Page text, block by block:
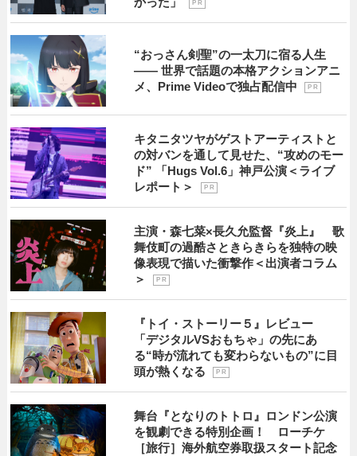
P R
“おっさん剣聖”の一太刀に宿る人生
―― 世界で話題の本格アクションアニ
メ、Prime Videoで独占配信中
P R
キタニタツヤがゲストアーティストと
の対バンを通して見せた、“攻めのモー
ド” 「Hugs Vol.6」神戸公演＜ライブ
レポート＞
P R
主演・森七菜×長久允監督『炎上』 歌
舞伎町の過酷さときらきらを独特の映
像表現で描いた衝撃作＜出演者コラム
＞
P R
『トイ・ストーリー５』レビュー
「デジタルVSおもちゃ」の先にあ
る“時が流れても変わらないもの”に目
頭が熱くなる
P R
舞台『となりのトトロ』ロンドン公演
を観劇できる特別企画！ ローチケ
［旅行］海外航空券取扱スタート記念